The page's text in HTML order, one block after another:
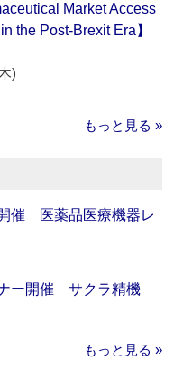
Market Access
the Post-Brexit Era】
)
もっと見る »
催 医薬品医療機器レ
ー開催 サクラ精機
もっと見る »